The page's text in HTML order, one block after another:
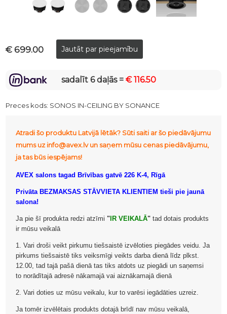
€ 699.00
sadalīt 6 daļās =€ 116.50
Preces kods: SONOS IN-CEILING BY SONANCE
Atradi šo produktu Latvijā lētāk? Sūti saiti ar šo piedāvājumu
mums uz info@avex.lv un saņem mūsu cenas piedāvājumu,
ja tas būs iespējams!
AVEX salons tagad Brīvības gatvē 226 K-4, Rīgā
Privāta BEZMAKSAS STĀVVIETA KLIENTIEM tieši pie jaunā
salona!
Ja pie šī produkta redzi atzīmi " IR VEIKALĀ" tad dotais produkts
ir mūsu veikalā
1. Vari droši veikt pirkumu tiešsaistē izvēloties piegādes veidu. Ja
pirkums tiešsaistē tiks veiksmīgi veikts darba dienā līdz plkst.
12.00, tad tajā pašā dienā tas tiks atdots uz piegādi un saņemsi
to norādītajā adresē nākamajā vai aiznākamajā dienā
2. Vari doties uz mūsu veikalu, kur to varēsi iegādāties uzreiz.
Ja tomēr izvēlētais produkts dotajā brīdī nav mūsu veikalā,